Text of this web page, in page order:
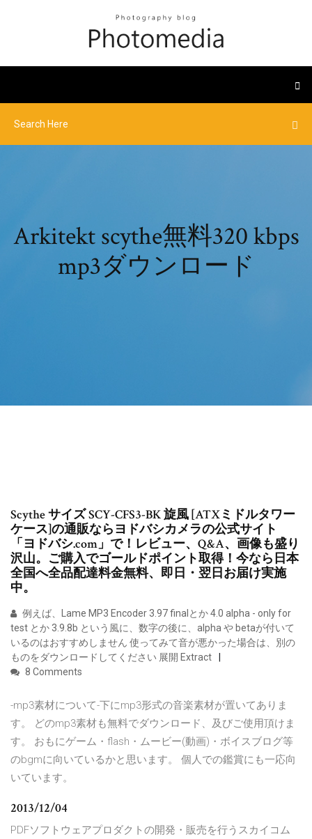
Arkitekt scythe無料320 kbps
mp3ダウンロード
Scythe サイズ SCY-CFS3-BK 旋風 [ATXミドルタワー
ケース]の通販ならヨドバシカメラの公式サイト
「ヨドバシ.com」で！レビュー、Q&A、画像も盛り
沢山。ご購入でゴールドポイント取得！今なら日本
全国へ全品配達料金無料、即日・翌日お届け実施
中。
例えば、Lame MP3 Encoder 3.97 finalとか 4.0 alpha - only for
test とか 3.9.8b という風に、数字の後に、alpha や betaが付いて
いるのはおすすめしません 使ってみて音が悪かった場合は、別の
ものをダウンロードしてください 展開 Extract
8 Comments
-mp3素材について-下にmp3形式の音楽素材が置いてありま
す。 どのmp3素材も無料でダウンロード、及びご使用頂けま
す。 おもにゲーム・flash・ムービー(動画)・ボイスブログ等
のbgmに向いているかと思います。 個人での鑑賞にも一応向
いています。
2013/12/04
PDFソフトウェアプロダクトの開発・販売を行うスカイコム